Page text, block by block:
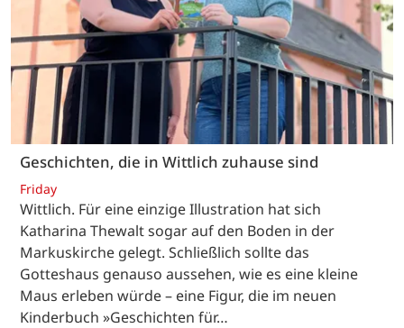
Geschichten, die in Wittlich zuhause sind
Friday
Wittlich. Für eine einzige Illustration hat sich
Katharina Thewalt sogar auf den Boden in der
Markuskirche gelegt. Schließlich sollte das
Gotteshaus genauso aussehen, wie es eine kleine
Maus erleben würde – eine Figur, die im neuen
Kinderbuch »Geschichten für…